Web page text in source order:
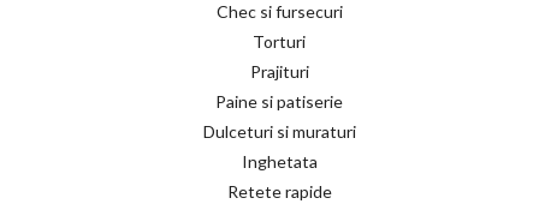
Chec si fursecuri
Torturi
Prajituri
Paine si patiserie
Dulceturi si muraturi
Inghetata
Retete rapide